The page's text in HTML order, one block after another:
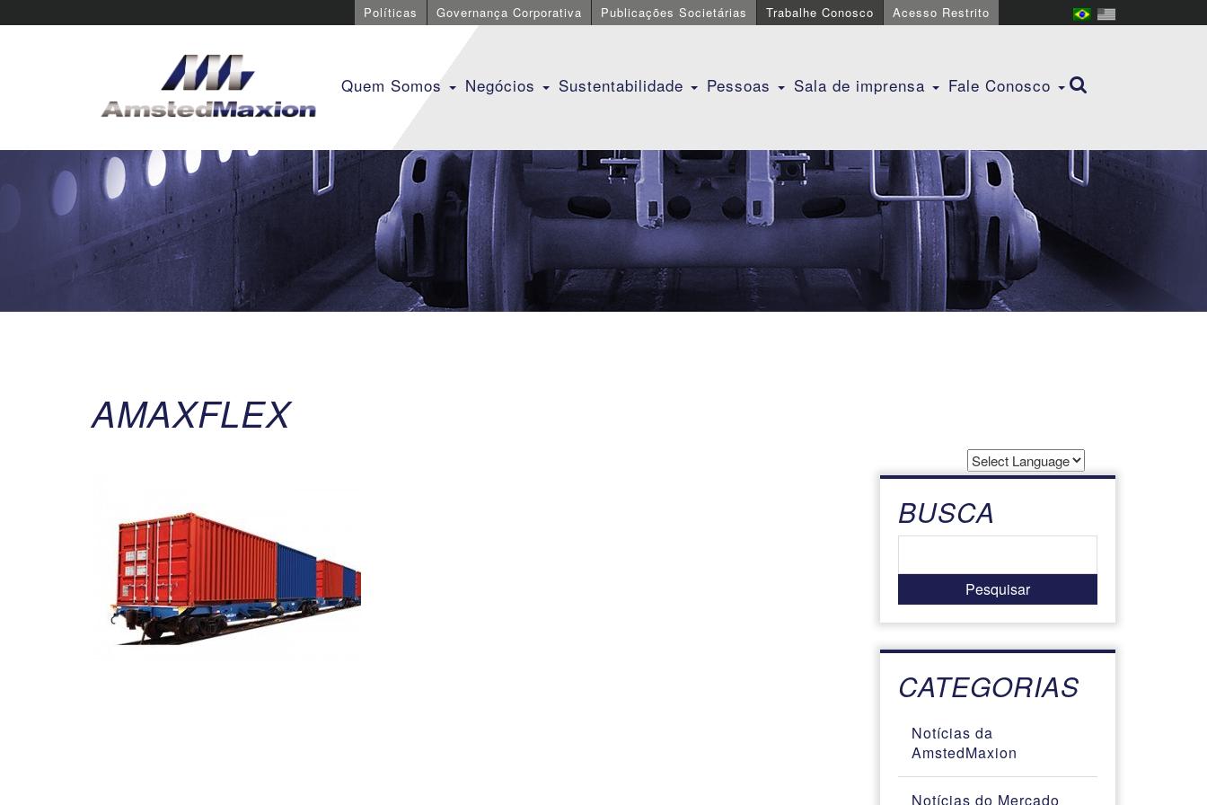
Políticas Governança Corporativa Publicações Societárias Trabalhe Conosco Acesso Restrito
Quem Somos Negócios Sustentabilidade Pessoas Sala de imprensa Fale Conosco
AMAXFLEX
Powered by
BUSCA
CATEGORIAS
Notícias da
AmstedMaxion
Notícias do Mercado